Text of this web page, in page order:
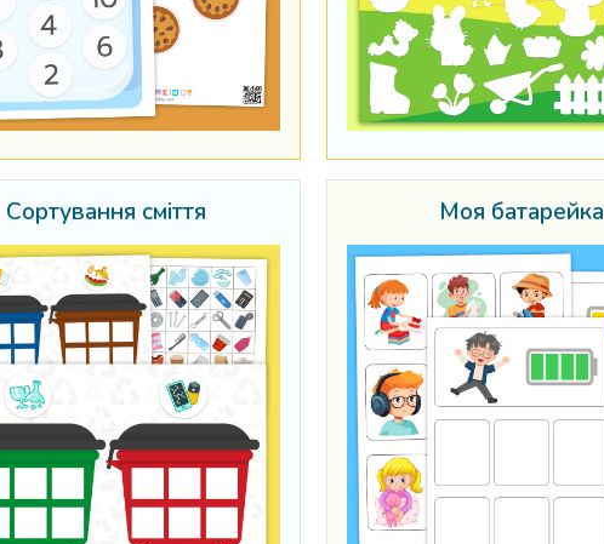
Сортування сміття Моя батарейка